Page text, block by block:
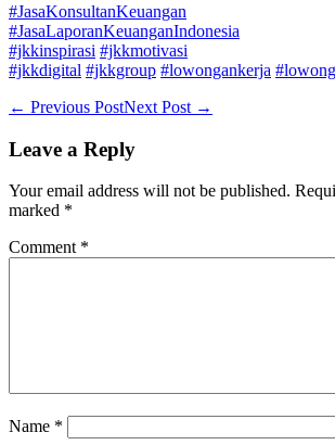
#JasaKonsultanKeuangan
#JasaLaporanKeuanganIndonesia
#jkkinspirasi #jkkmotivasi
#jkkdigital #jkkgroup #lowongankerja
Post
← Previous PostNext Post →
Leave a Reply
Your email address will not be published.
marked *
Comment *
Name *